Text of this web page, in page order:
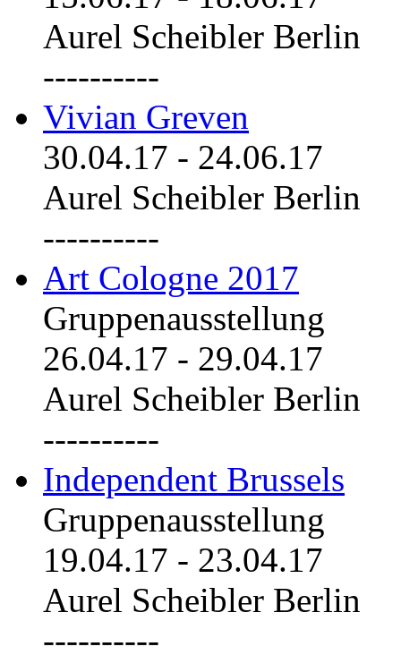
Aurel Scheibler Berlin
----------
Vivian Greven
30.04.17 - 24.06.17
Aurel Scheibler Berlin
----------
Art Cologne 2017
Gruppenausstellung
26.04.17 - 29.04.17
Aurel Scheibler Berlin
----------
Independent Brussels
Gruppenausstellung
19.04.17 - 23.04.17
Aurel Scheibler Berlin
----------